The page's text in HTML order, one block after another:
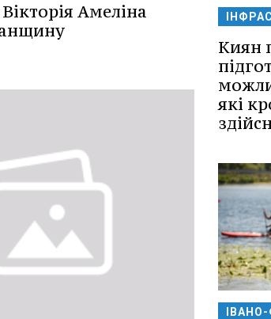
Амеліна
Киян
які